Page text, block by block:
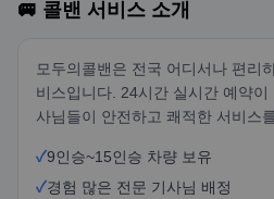
🚐 콜밴 서비스 소개
모두의콜밴은 전국 어디서나 편리
비스입니다. 24시간 실시간 예약
사님들이 안전하고 쾌적한 서비스
✓9인승~15인승 차량 보유
✓경험 많은 전문 기사님 배정